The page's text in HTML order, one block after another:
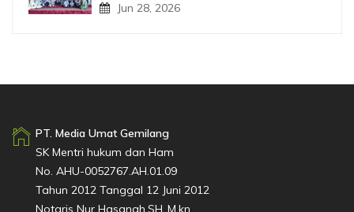
Jun 28, 2026
SK Mentri hukum dan Ham
No. AHU-0052767.AH.01.09
Tahun 2012 Tanggal 12 Juni 2012
Notaris Nur Hasanah,SH.,M.kn